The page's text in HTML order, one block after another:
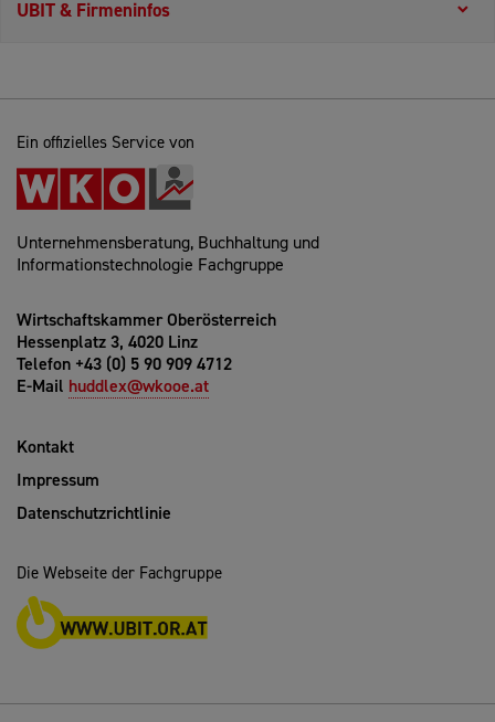
UBIT & Firmeninfos
Ein offizielles Service von
Unternehmensberatung, Buchhaltung und
Informationstechnologie Fachgruppe
Wirtschaftskammer Oberösterreich
Hessenplatz 3, 4020 Linz
Telefon +43 (0) 5 90 909 4712
E-Mail huddlex@wkooe.at
Kontakt
Impressum
Datenschutzrichtlinie
Die Webseite der Fachgruppe